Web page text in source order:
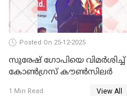
Posted On 25-12-2025
സുരേഷ് ഗോപിയെ വിമര്‍ശിച്ച്
കോണ്‍ഗ്രസ് കൗണ്‍സിലര്‍
1 Min Read View All